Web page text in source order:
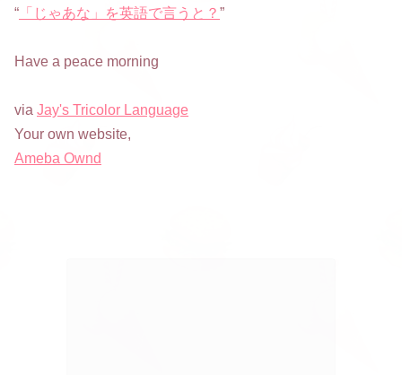
“ 「じゃあな」を英語で言うと？ ”
Have a peace morning
via Jay's Tricolor Language
Your own website,
Ameba Ownd